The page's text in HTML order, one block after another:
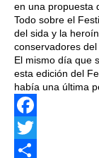
en una propuesta
Todo sobre el
del sida y la
conservadores del
El mismo día que
esta edición del
había una última
Facebook
Twitter